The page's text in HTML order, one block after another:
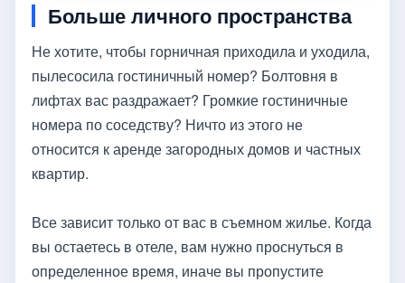
Больше личного пространства
Не хотите, чтобы горничная приходила и уходила,
пылесосила гостиничный номер? Болтовня в
лифтах вас раздражает? Громкие гостиничные
номера по соседству? Ничто из этого не
относится к аренде загородных домов и частных
квартир.
Все зависит только от вас в съемном жилье. Когда
вы остаетесь в отеле, вам нужно проснуться в
определенное время, иначе вы пропустите